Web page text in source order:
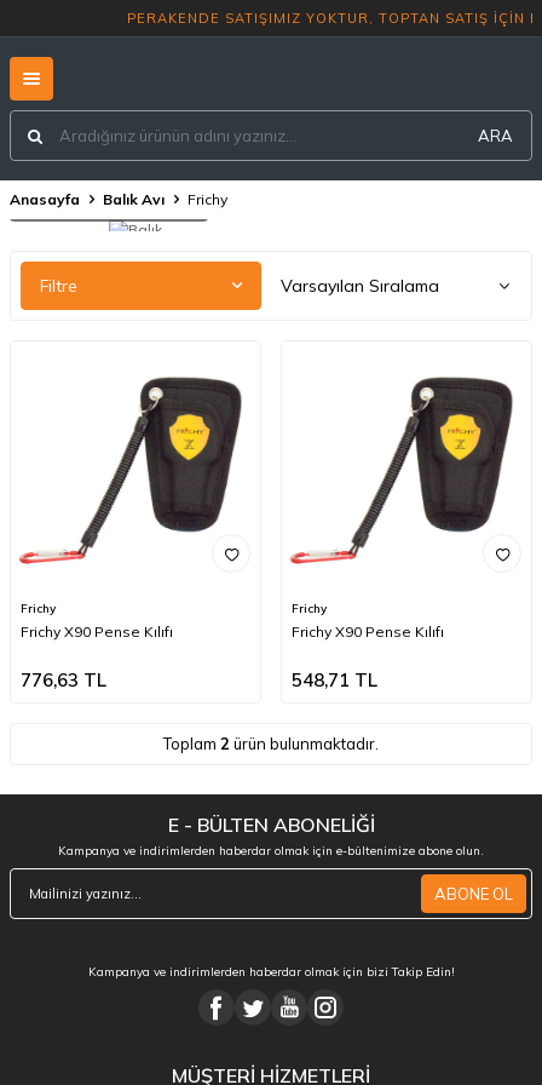
PERAKENDE SATIŞIMIZ
ARA
Anasayfa Balık Avı Frichy
Balık Avı Aksesuarları
Filtre
Frichy
Frichy X90 Pense Kılıfı
776,63 TL
Frichy
Frichy X90 Pense Kılıfı
548,71 TL
Toplam 2 ürün bulunmaktadır.
E - BÜLTEN ABONELİĞİ
Kampanya ve indirimlerden haberdar olmak için e-bültenimize abone olun.
ABONE OL
Kampanya ve indirimlerden haberdar olmak için bizi Takip Edin!
MÜŞTERİ HİZMETLERİ